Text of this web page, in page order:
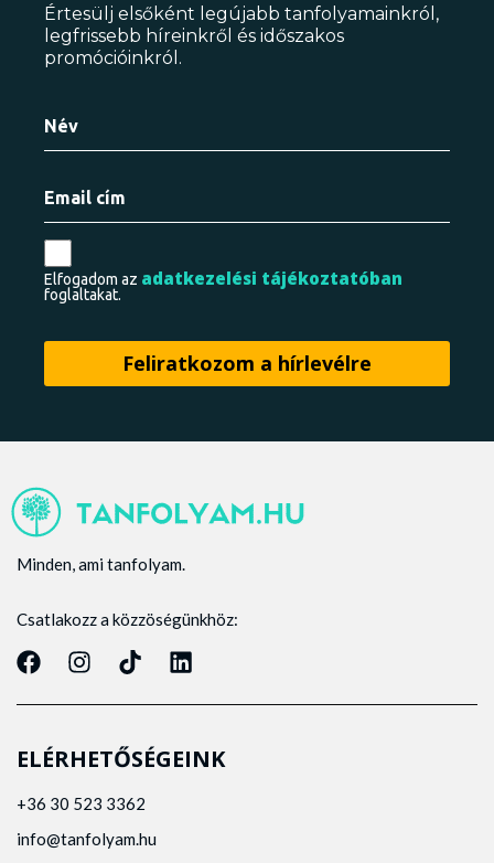
Értesülj elsőként legújabb tanfolyamainkról,
legfrissebb híreinkről és időszakos
promócióinkról.
Elfogadom az adatkezelési tájékoztatóban
foglaltakat.
Minden, ami tanfolyam.
Csatlakozz a közzöségünkhöz:
ELÉRHETŐSÉGEINK
+36 30 523 3362
info@tanfolyam.hu